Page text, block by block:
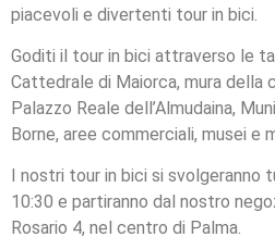
piacevoli e divertenti tour in bici.
Goditi il tour in bici attraverso le
Cattedrale di Maiorca, mura della
Palazzo Reale dell’Almudaina,
Borne, aree commerciali, musei e
I nostri tour in bici si svolgeranno
10:30 e partiranno dal nostro
Rosario 4, nel centro di Palma.